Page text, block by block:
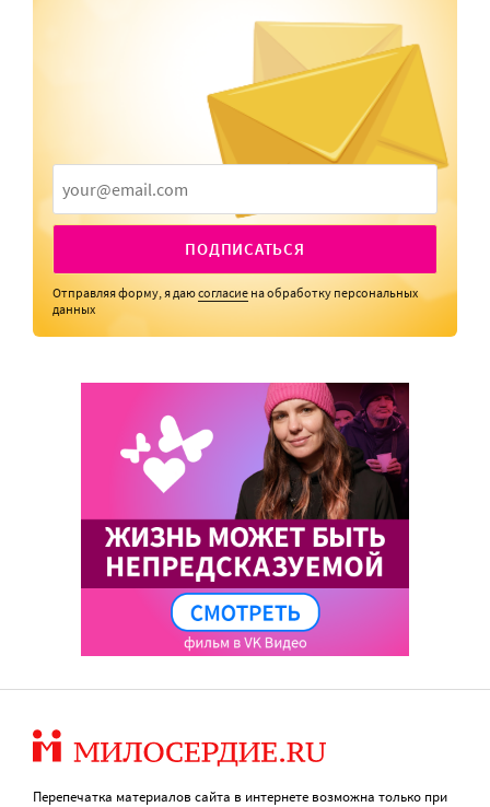
ПОДПИСАТЬСЯ
Отправляя форму, я даюсогласие на обработку персональных
данных
Перепечатка материалов сайта в интернете возможна только при